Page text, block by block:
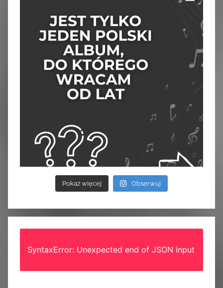
Pokaż więcej Obserwuj
SyntaxError: Unexpected end of JSON input